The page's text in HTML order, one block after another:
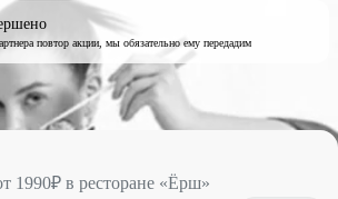
повтор акции, мы обязательно ему передадим
1990₽ в ресторане «Ёрш» со скидкой
1990₽ в ресторане «Ёрш»